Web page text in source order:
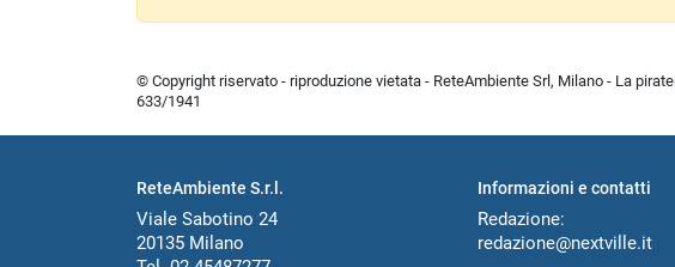
© Copyright riservato - riproduzione vietata - ReteAmbiente Srl, Milano - La
633/1941
ReteAmbiente S.r.l.
Viale Sabotino 24
20135 Milano
Informazioni e contatti
Redazione:
redazione@nextville.it